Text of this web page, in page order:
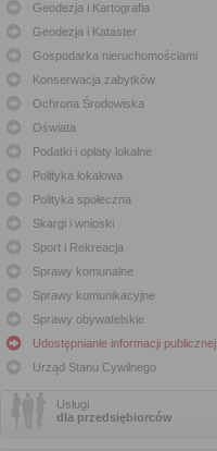
Geodezja i Kartografia
Geodezja i Kataster
Gospodarka nieruchomościami
Konserwacja zabytków
Ochrona Środowiska
Oświata
Podatki i opłaty lokalne
Polityka lokalowa
Polityka społeczna
Skargi i wnioski
Sport i Rekreacja
Sprawy komunalne
Sprawy komunikacyjne
Sprawy obywatelskie
Udostępnianie informacji publicznej
Urząd Stanu Cywilnego
Usługi
dla przedsiębiorców